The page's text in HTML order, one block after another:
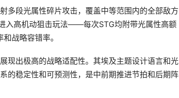
多段光属性碎片攻击，覆盖中等范围内的全部敌方
入高机动狙击玩法——每次STG均附带光属性高额
战略容错率。
现出极高的战略适配性。其埃及主题设计语言和光
的稳定性和可预测性，是中前期推进节拍和后期阵